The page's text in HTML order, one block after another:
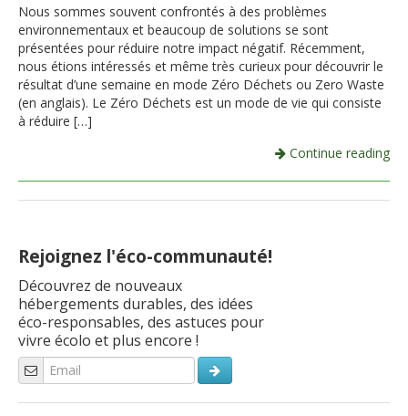
Italiano
Nous sommes souvent confrontés à des problèmes
environnementaux et beaucoup de solutions se sont
présentées pour réduire notre impact négatif. Récemment,
nous étions intéressés et même très curieux pour découvrir le
résultat d’une semaine en mode Zéro Déchets ou Zero Waste
(en anglais). Le Zéro Déchets est un mode de vie qui consiste
à réduire […]
Continue reading
Rejoignez l'éco-communauté!
Découvrez de nouveaux
hébergements durables, des idées
éco-responsables, des astuces pour
vivre écolo et plus encore !